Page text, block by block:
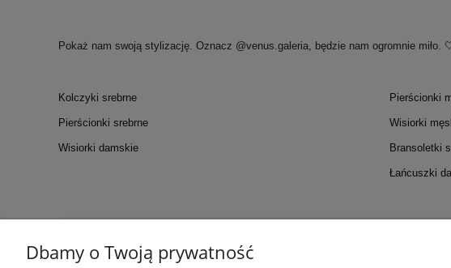
Pokaż nam swoją stylizację. Oznacz @venus.galeria, będzie nam ogromnie miło.
Kolczyki srebrne
Pierścionki srebrne
Wisiorki damskie
Pierścionki
Wisiorki
Bransoletki
Łańcuszki
KONTAKT
Dbamy o Twoją prywatność